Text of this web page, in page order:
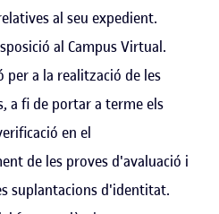
al seu expedient.
al Campus Virtual.
per a la realització de les
a fi de portar a terme els
en el
de les proves d'avaluació i
suplantacions d'identitat.